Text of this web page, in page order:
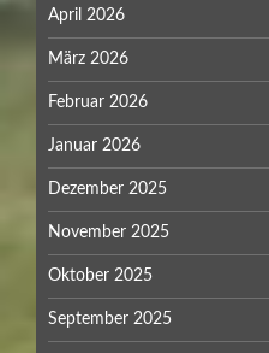
April 2026
März 2026
Februar 2026
Januar 2026
Dezember 2025
November 2025
Oktober 2025
September 2025